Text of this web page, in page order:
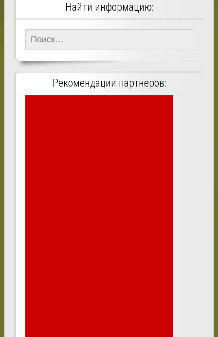
Найти информацию:
Найти:
Рекомендации партнеров: